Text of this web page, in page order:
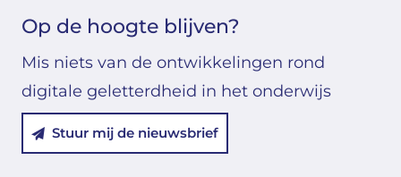
Op de hoogte blijven?
Mis niets van de ontwikkelingen rond
digitale geletterdheid in het onderwijs
Stuur mij de nieuwsbrief